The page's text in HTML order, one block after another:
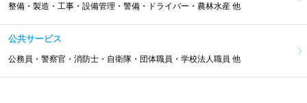
整備・製造・工事・設備管理・警備・ドライバー・農林水産 他
公共サービス
公務員・警察官・消防士・自衛隊・団体職員・学校法人職員 他